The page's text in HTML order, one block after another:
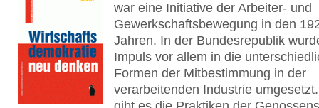
war eine Initiative der Arbeiter- und
Gewerkschaftsbewegung in den
Jahren. In der Bundesrepublik
Impuls vor allem in die
Formen der Mitbestimmung in der
verarbeitenden Industrie